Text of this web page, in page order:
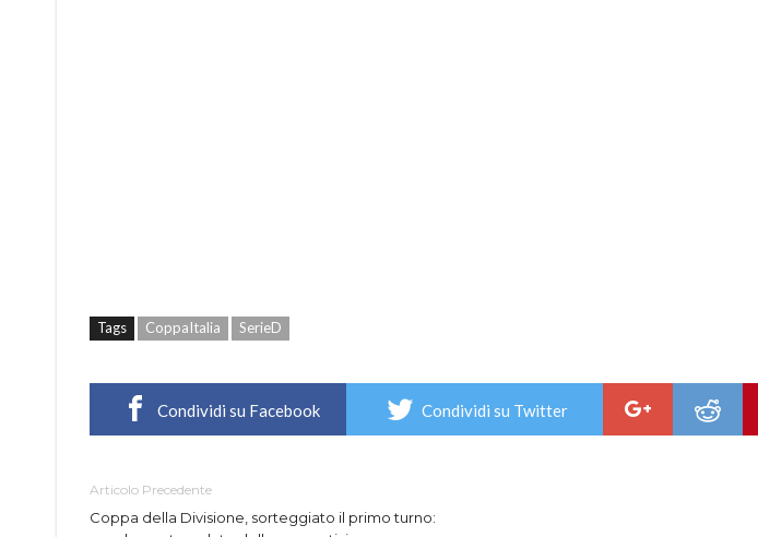
Tags CoppaItalia SerieD
Condividi su Facebook Condividi su Twitter
Articolo Precedente
Coppa della Divisione, sorteggiato il primo turno: